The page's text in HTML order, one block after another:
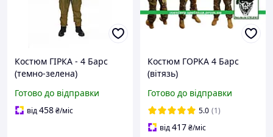
Костюм ГІРКА - 4 Барс
(темно-зелена)
Готово до відправки
від458₴/міс
Костюм ГОРКА 4 Барс
(вітязь)
Готово до відправки
5.0 (1)
від417₴/міс